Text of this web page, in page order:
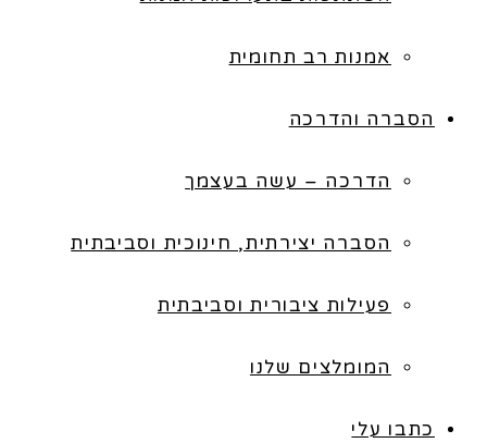
אמנות רב תחומית
הסברה והדרכה
הדרכה – עשה בעצמך
הסברה יצירתית, חינוכית וסביבתית
פעילות ציבורית וסביבתית
המומלצים שלנו
כתבו עלי